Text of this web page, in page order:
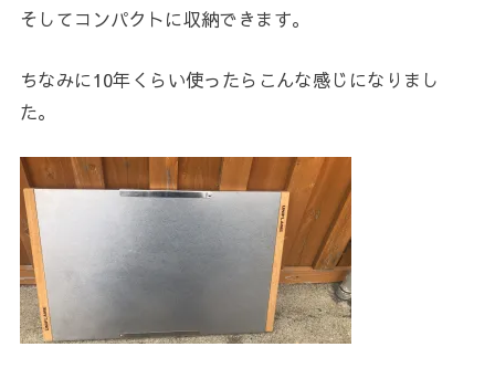
そしてコンパクトに収納できます。
ちなみに10年くらい使ったらこんな感じになりまし
た。